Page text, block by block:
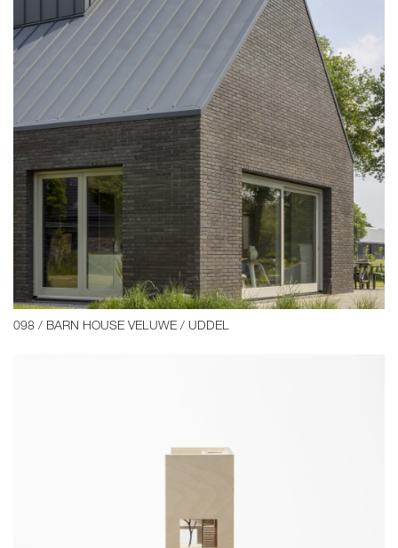
098 / BARN HOUSE VELUWE / UDDEL